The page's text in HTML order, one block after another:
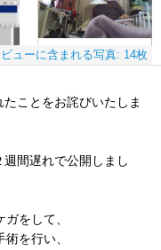
ューに含まれる写真: 14枚
ことをお詫びいたしま
間遅れで公開しまし
をして、
を行い、